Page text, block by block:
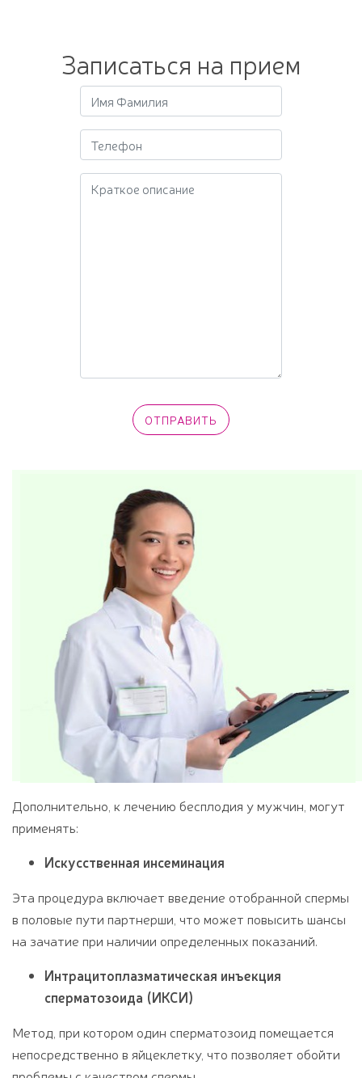
Записаться на прием
Краткое описание
Дополнительно, к лечению бесплодия у мужчин, могут
применять:
Искусственная инсеминация
Эта процедура включает введение отобранной спермы
в половые пути партнерши, что может повысить шансы
на зачатие при наличии определенных показаний.
Интрацитоплазматическая инъекция
сперматозоида (ИКСИ)
Метод, при котором один сперматозоид помещается
непосредственно в яйцеклетку, что позволяет обойти